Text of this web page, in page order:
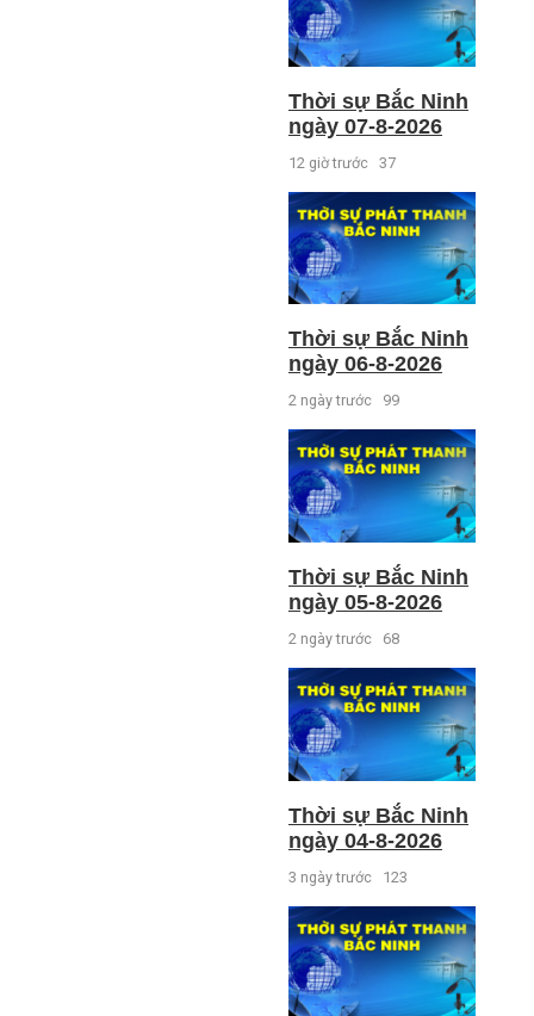
Thời sự Bắc Ninh
ngày 07-8-2026
12 giờ trước 37
Thời sự Bắc Ninh
ngày 06-8-2026
2 ngày trước 99
Thời sự Bắc Ninh
ngày 05-8-2026
2 ngày trước 68
Thời sự Bắc Ninh
ngày 04-8-2026
3 ngày trước 123